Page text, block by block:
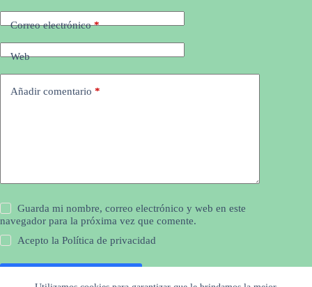
Correo electrónico*
Web
Añadir comentario *
Guarda mi nombre, correo electrónico y web en este
navegador para la próxima vez que comente.
Acepto laPolítica de privacidad